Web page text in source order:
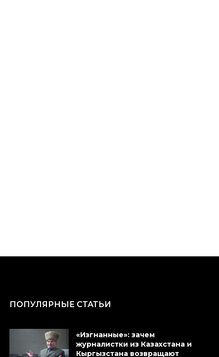
ПОПУЛЯРНЫЕ СТАТЬИ
«Изгнанные»: зачем
журналистки из Казахстана и
Кыргызстана возвращают